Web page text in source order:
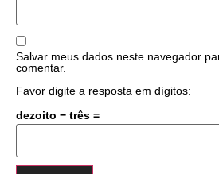
Salvar meus dados neste navegador
comentar.
Favor digite a resposta em dígitos:
dezoito − três =